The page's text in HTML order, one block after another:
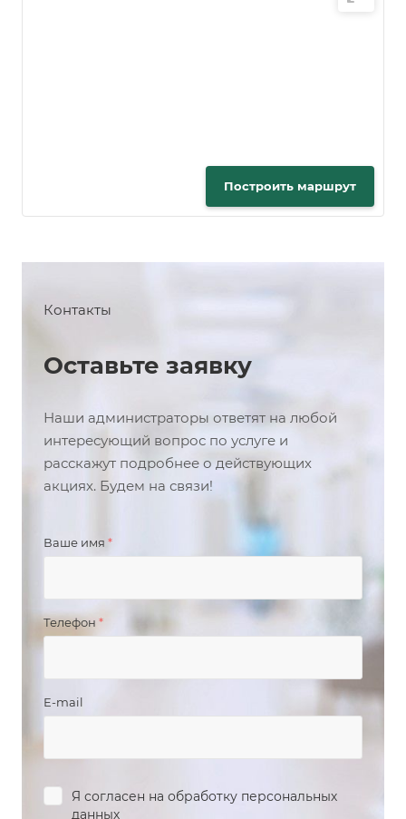
Построить маршрут
Контакты
Оставьте заявку
Наши администраторы ответят на любой
интересующий вопрос по услуге и
расскажут подробнее о действующих
акциях. Будем на связи!
Ваше имя *
Телефон *
E-mail
Я согласен на обработку персональных
данных